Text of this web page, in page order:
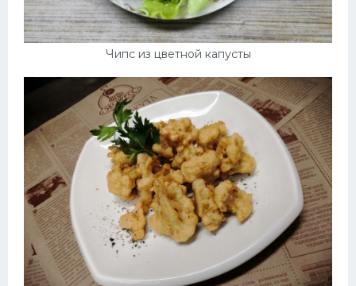
Чипс из цветной капусты